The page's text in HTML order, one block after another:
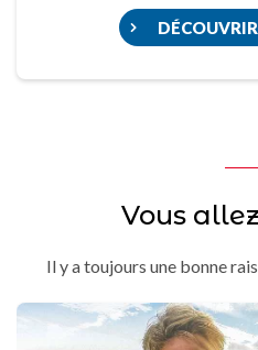
Vous
Il y a toujours une bonne